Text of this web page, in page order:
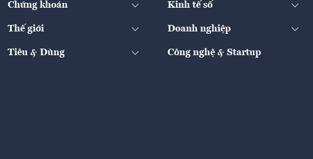
Chứng khoán Kinh tế số
Thế giới Doanh nghiệp
Tiêu & Dùng Công nghệ & Startup